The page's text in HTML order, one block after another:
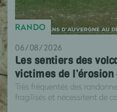
RANDO
06/08/2026
Les sentiers des
victimes de
Très fréquentés des
fragilisés et nécessitent de